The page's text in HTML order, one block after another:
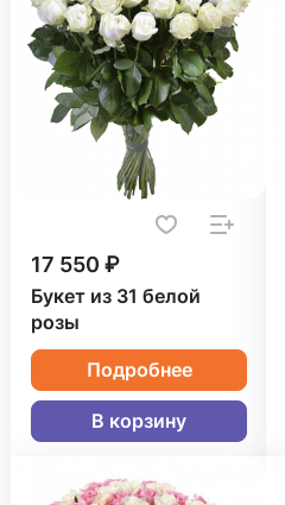
17 550 ₽
Букет из 31 белой
розы
Подробнее
В корзину